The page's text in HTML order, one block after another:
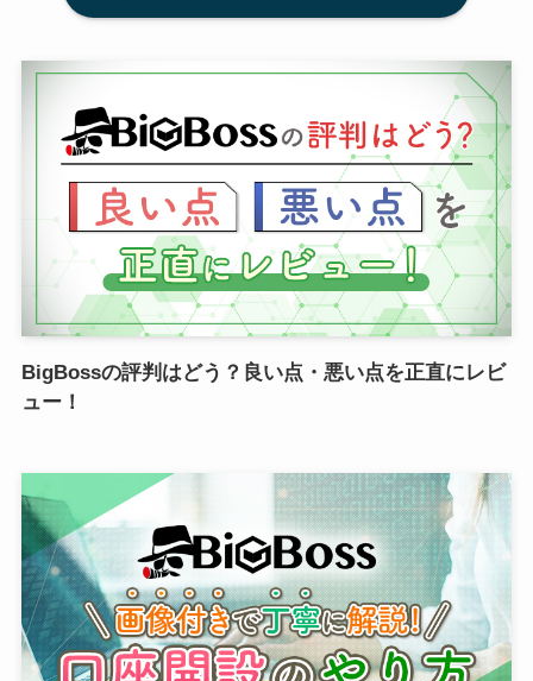
BigBossの評判はどう？良い点・悪い点を正直にレビ
ュー！